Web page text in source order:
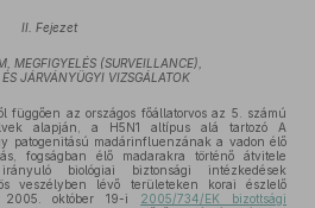
II. Fejezet
MEGFIGYELÉS (SURVEILLANCE),
JÁRVÁNYÜGYI VIZSGÁLATOK
függően az országos főállatorvos az 5. számú
alapján, a H5N1 altípus alá tartozó A
patogenitású madárinfluenzának a vadon élő
fogságban élő madarakra történő átvitele
biológiai biztonsági intézkedések
veszélyben lévő területeken korai észlelő
2005. október 19-i 2005/734/EK bizottsági